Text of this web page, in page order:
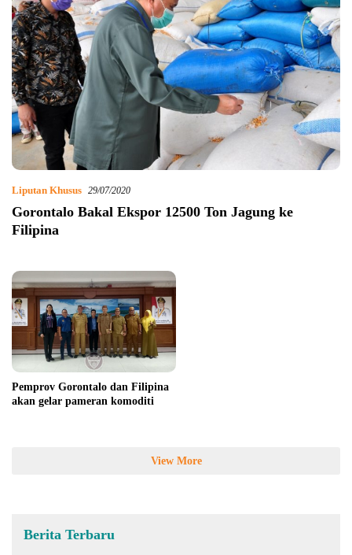
Liputan Khusus 29/07/2020
Gorontalo Bakal Ekspor 12500 Ton Jagung ke
Filipina
Pemprov Gorontalo dan Filipina
akan gelar pameran komoditi
View More
Berita Terbaru